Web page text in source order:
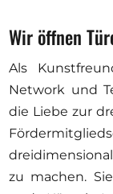
Wir öffnen
Als
Network und
die Liebe zur
zu machen.